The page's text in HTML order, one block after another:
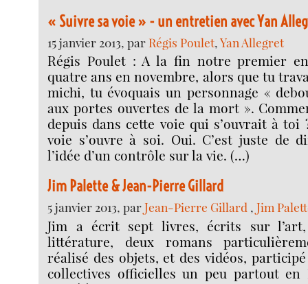
« Suivre sa voie » - un entretien avec Yan
15 janvier 2013, par Régis Poulet,Yan Allegret
Régis Poulet : A la fin notre premier
quatre ans en novembre, alors que tu
michi, tu évoquais un personnage «
aux portes ouvertes de la mort ».
depuis dans cette voie qui s’ouvrait à toi
voie s’ouvre à soi. Oui. C’est juste de
l’idée d’un contrôle sur la vie. (…)
Jim Palette & Jean-Pierre Gillard
5 janvier 2013, parJean-Pierre Gillard ,Jim
Jim a écrit sept livres, écrits sur l’art,
littérature, deux romans
réalisé des objets, et des vidéos,
collectives officielles un peu partout en